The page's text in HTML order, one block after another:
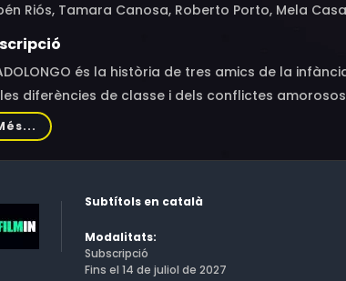
Riós, Tamara Canosa, Roberto Porto, Mela
és la història de tres amics de la
diferències de classe i dels conflictes
són tres amics que acaben de complir la
festes, tardes al riu..., però aquest cop res serà
i la possible venda, a la pissarrera del pare
Subtítols en català
Modalitats:
Subscripció
Fins el 14 de juliol de 2027